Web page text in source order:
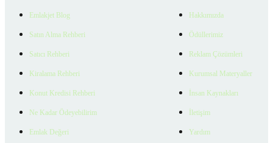
Emlakjet Blog
Satın Alma Rehberi
Satıcı Rehberi
Kiralama Rehberi
Konut Kredisi Rehberi
Ne Kadar Ödeyebilirim
Emlak Değeri
Hakkımızda
Ödüllerimiz
Reklam Çözümleri
Kurumsal Materyaller
İnsan Kaynakları
İletişim
Yardım